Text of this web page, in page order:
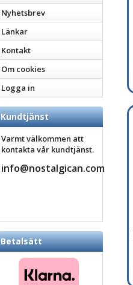
Nyhetsbrev
Länkar
Kontakt
Om cookies
Logga in
Kundtjänst
Varmt välkommen att
kontakta vår kundtjänst.
info@nostalgican.com
Betalsätt